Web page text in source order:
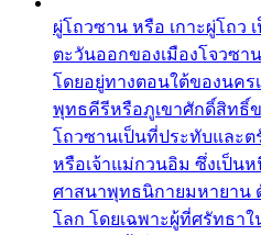
ผู่โถวซาน หรือ เกาะผู่โถว
ตะวันออกของเมืองโจวซา
โดยอยู่ทางตอนใต้ของนคร
พุทธคีรีหรือภูเขาศักดิ์สิทธิ์
โถวซานเป็นที่ประทับและ
หรือเจ้าแม่กวนอิม ซึ่งเป็น
ศาสนาพุทธนิกายมหายาน
โลก โดยเฉพาะผู้ที่ศรัทธา